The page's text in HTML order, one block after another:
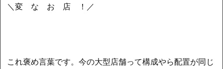
＼変 な お 店 ！／
これ褒め言葉です。今の大型店舗って構成やら配置が同じ